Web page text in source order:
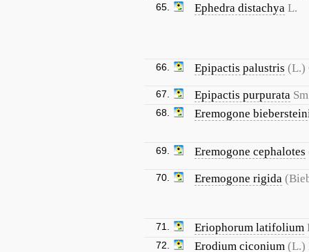
65. Ephedra distachya L.
66. Epipactis palustris (L.)
67. Epipactis purpurata
68. Eremogone
69. Eremogone cephalotes
70. Eremogone rigida
71. Eriophorum latifolium
72. Erodium ciconium (L.)